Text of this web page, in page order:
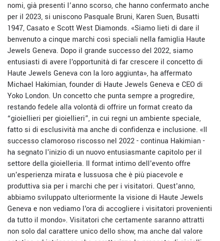
nomi, già presenti l’anno scorso, che hanno confermato anche
per il 2023, si uniscono Pasquale Bruni, Karen Suen, Busatti
1947, Casato e Scott West Diamonds. «Siamo lieti di dare il
benvenuto a cinque marchi così speciali nella famiglia Haute
Jewels Geneva. Dopo il grande successo del 2022, siamo
entusiasti di avere l'opportunità di far crescere il concetto di
Haute Jewels Geneva con la loro aggiunta», ha affermato
Michael Hakimian, founder di Haute Jewels Geneva e CEO di
Yoko London. Un concetto che punta sempre a progredire,
restando fedele alla volontà di offrire un format creato da
“gioiellieri per gioiellieri”, in cui regni un ambiente speciale,
fatto si di esclusività ma anche di confidenza e inclusione. «Il
successo clamoroso riscosso nel 2022 - continua Hakimian -
ha segnato l'inizio di un nuovo entusiasmante capitolo per il
settore della gioielleria. Il format intimo dell'evento offre
un'esperienza mirata e lussuosa che è più piacevole e
produttiva sia per i marchi che per i visitatori. Quest'anno,
abbiamo sviluppato ulteriormente la visione di Haute Jewels
Geneva e non vediamo l'ora di accogliere i visitatori provenienti
da tutto il mondo». Visitatori che certamente saranno attratti
non solo dal carattere unico dello show, ma anche dal valore